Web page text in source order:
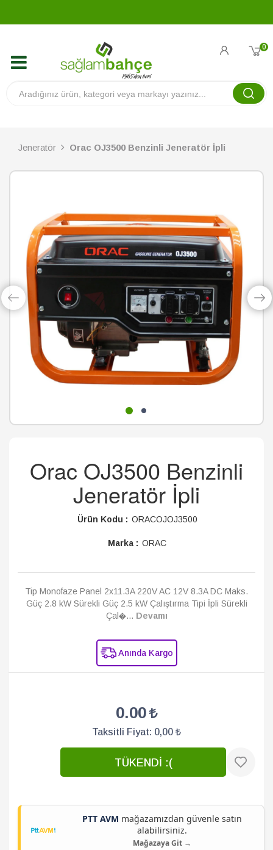
0
Jeneratör Orac OJ3500 Benzinli Jeneratör İpli
Orac OJ3500 Benzinli
Jeneratör İpli
Ürün Kodu : ORACOJOJ3500
Marka : ORAC
Tip Monofaze Panel 2x11.3A 220V AC 12V 8.3A DC Maks.
Güç 2.8 kW Sürekli Güç 2.5 kW Çalıştırma Tipi İpli Sürekli
Çal�... Devamı
Anında Kargo
0.00
Taksitli Fiyat: 0,00 ₺
TÜKENDİ :(
PTT AVM mağazamızdan güvenle satın
alabilirsiniz.
Mağazaya Git →